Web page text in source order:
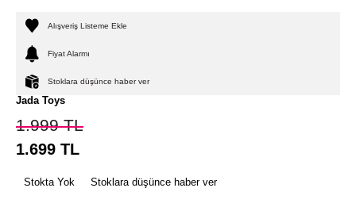
Alışveriş Listeme Ekle
Fiyat Alarmı
Stoklara düşünce haber ver
Jada Toys
1.999TL
1.699 TL
Stokta Yok Stoklara düşünce haber ver